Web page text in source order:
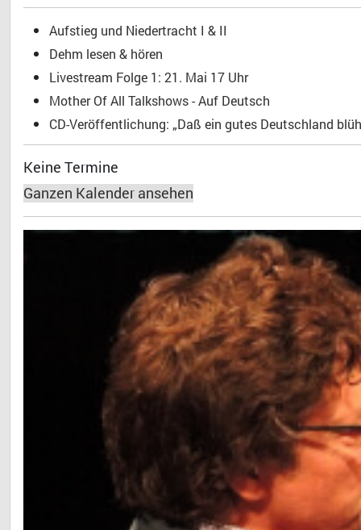
Aufstieg und Niedertracht I & II
Dehm lesen & hören
Livestream Folge 1: 21. Mai 17 Uhr
Mother Of All Talkshows - Auf Deutsch
CD-Veröffentlichung: „Daß ein gutes Deutschland
Keine Termine
Ganzen Kalender ansehen